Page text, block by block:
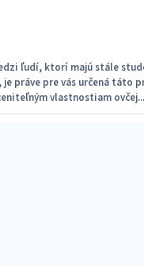
ľudí, ktorí majú stále
práve pre vás určená táto
vlastnostiam ovčej...